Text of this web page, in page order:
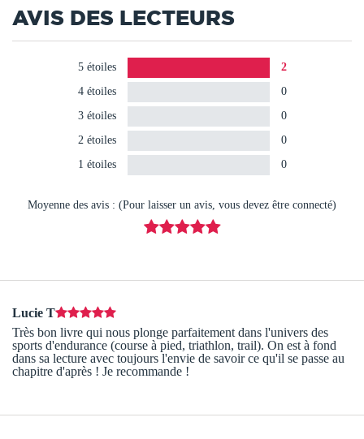
AVIS DES LECTEURS
5 étoiles
2
4 étoiles
0
3 étoiles
0
2 étoiles
0
1 étoiles
0
Moyenne des avis : (Pour laisser un avis, vous devez être connecté)
Lucie T
Très bon livre qui nous plonge parfaitement dans l'univers des
sports d'endurance (course à pied, triathlon, trail). On est à fond
dans sa lecture avec toujours l'envie de savoir ce qu'il se passe au
chapitre d'après ! Je recommande !